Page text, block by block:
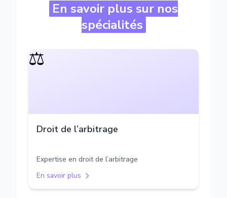
En savoir plus sur nos
spécialités
⚖️
Droit de l’arbitrage
Expertise en droit de l’arbitrage
En savoir plus